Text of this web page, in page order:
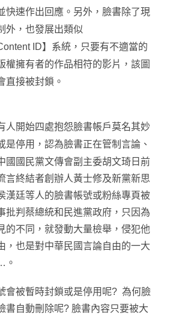
快速作出回應。另外 ， 臉書除了現
外，也發展出類似
ID】系統，只要有不適當的
權擁有者的作品相符的影片，該圖
直接被封鎖。
人開始四處抱怨臉書帳戶莫名其妙
是停用 ，認為臉書正在管制言論 、
國國民黨文傳會副主委胡文琦日前
言終結者創辦人黃士修及新黨新思
漢廷等人的臉書帳號或粉絲專頁被
批判蔡總統和民進黨政府，只因為
的不同，就發動大量檢舉，侵犯他
，也是對中華民國言論自由的一大
。
會被暫時封鎖或是停用呢? 為何臉
書自動刪除呢? 臉書內容只要被大